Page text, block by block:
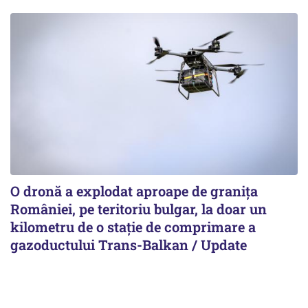
O dronă a explodat aproape de granița
României, pe teritoriu bulgar, la doar un
kilometru de o stație de comprimare a
gazoductului Trans-Balkan / Update